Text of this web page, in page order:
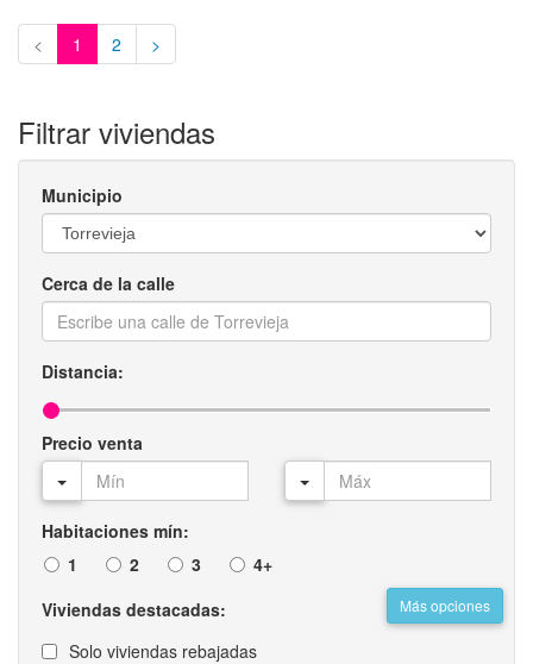
< 1 2 >
Filtrar viviendas
Municipio
Cerca de la calle
Distancia:
Precio venta
Habitaciones mín:
1
2 3 4+
Más opciones
Viviendas destacadas:
Solo viviendas rebajadas